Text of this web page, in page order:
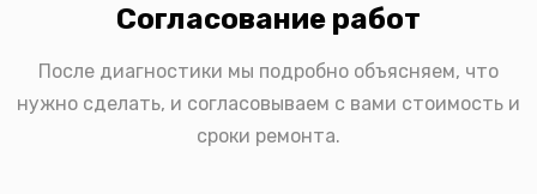
Согласование работ
После диагностики мы подробно объясняем, что
нужно сделать, и согласовываем с вами стоимость и
сроки ремонта.